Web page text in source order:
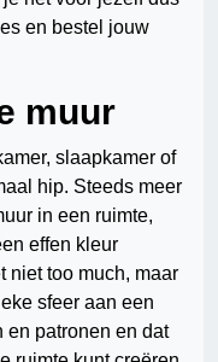
en bestel jouw
muur
slaapkamer of
hip. Steeds meer
in een ruimte,
effen kleur
niet too much, maar
sfeer aan een
en patronen en dat